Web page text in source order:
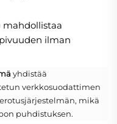
mahdollistaa
ilman
yhdistää
verkkosuodattimen
mikä
puhdistuksen.